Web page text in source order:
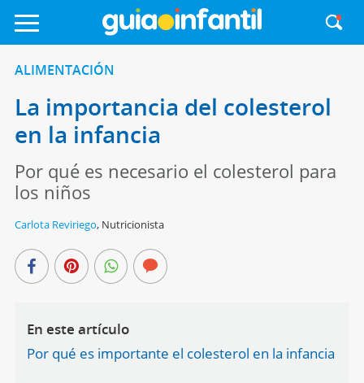
ALIMENTACIÓN
La importancia del colesterol
en la infancia
Por qué es necesario el colesterol para
los niños
Carlota Reviriego, Nutricionista
En este artículo
Por qué es importante el colesterol en la infancia